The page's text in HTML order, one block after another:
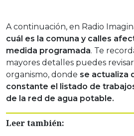
A continuación, en Radio
cuál es la comuna y calles
medida programada. Te
mayores detalles puedes
organismo, donde se actualiza
constante el listado de
de la red de agua potable.
Leer también: